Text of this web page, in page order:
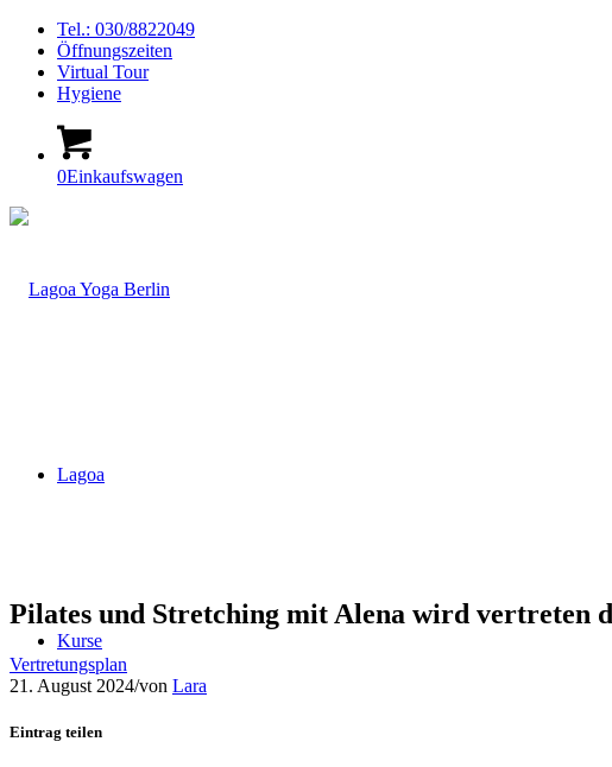
Tel.: 030/8822049
Öffnungszeiten
Virtual Tour
Hygiene
0Einkaufswagen
Lagoa
Kurse
Pilates und Stretching mit Alena wird vertreten
Vertretungsplan
21. August 2024/von Lara
Eintrag teilen